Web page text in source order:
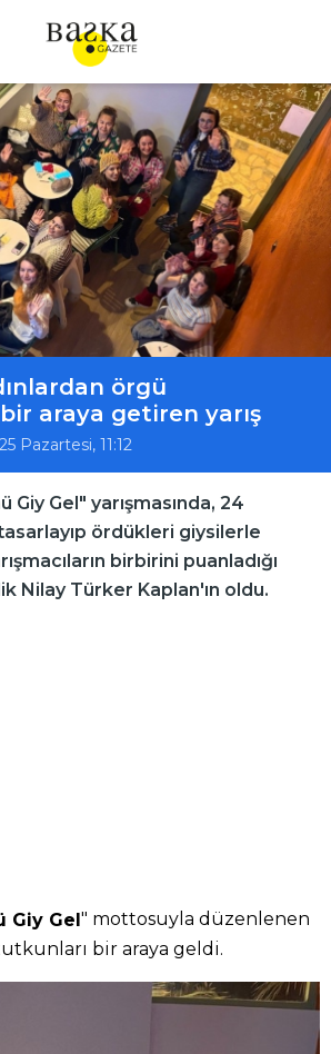
örgü
araya getiren yarış
Pazartesi, 11:12
Giy Gel" yarışmasında, 24
ördükleri giysilerle
birbirini puanladığı
Nilay Türker Kaplan'ın oldu.
Giy Gel" mottosuyla düzenlenen
bir araya geldi.